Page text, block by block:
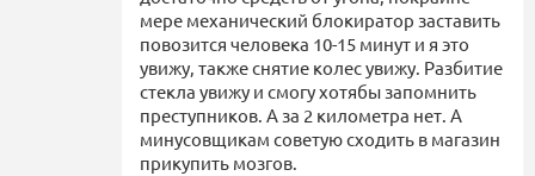
мере механический блокиратор заставить
повозится человека 10-15 минут и я это
увижу, также снятие колес увижу. Разбитие
стекла увижу и смогу хотябы запомнить
преступников. А за 2 километра нет. А
минусовщикам советую сходить в магазин
прикупить мозгов.